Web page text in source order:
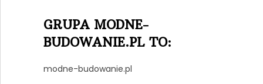
GRUPA MODNE-
BUDOWANIE.PL TO:
modne-budowanie.pl